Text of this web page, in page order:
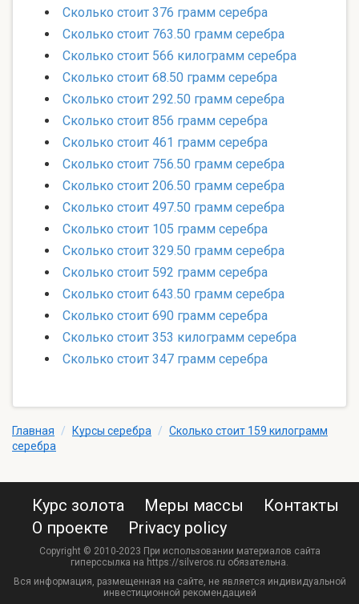
Сколько стоит 376 грамм серебра
Сколько стоит 763.50 грамм серебра
Сколько стоит 566 килограмм серебра
Сколько стоит 68.50 грамм серебра
Сколько стоит 292.50 грамм серебра
Сколько стоит 856 грамм серебра
Сколько стоит 461 грамм серебра
Сколько стоит 756.50 грамм серебра
Сколько стоит 206.50 грамм серебра
Сколько стоит 497.50 грамм серебра
Сколько стоит 105 грамм серебра
Сколько стоит 329.50 грамм серебра
Сколько стоит 592 грамм серебра
Сколько стоит 643.50 грамм серебра
Сколько стоит 690 грамм серебра
Сколько стоит 353 килограмм серебра
Сколько стоит 347 грамм серебра
Главная / Курсы серебра / Сколько стоит 159 килограмм
серебра
Курс золота Меры массы
Контакты
О проекте
Privacy policy
Copyright © 2010-2023 При использовании материалов сайта
гиперссылка на https://silveros.ru обязательна.
Вся информация, размещенная на сайте, не является индивидуальной
инвестиционной рекомендацией